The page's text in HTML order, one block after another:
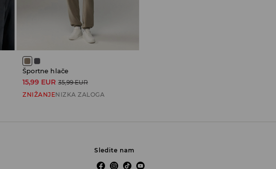
Športne hlače
15,99 EUR 35,99 EUR
ZNIŽANJENIZKA ZALOGA
Sledite nam